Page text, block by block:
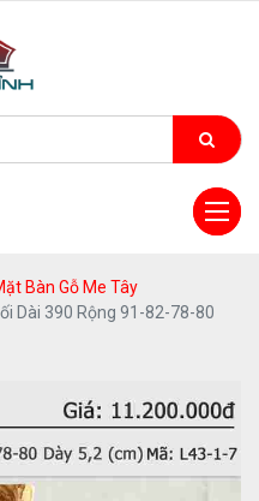
Bàn Gỗ Me Tây
Dài 390 Rộng 91-82-78-80